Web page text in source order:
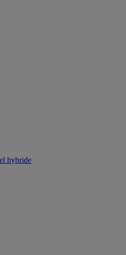
hybride